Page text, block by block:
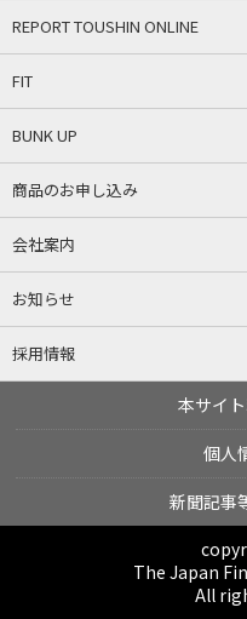
REPORT TOUSHIN ONLINE
FIT
BUNK UP
商品のお申し込み
会社案内
お知らせ
採用情報
本サイ
個人
新聞記事
The Japan
All